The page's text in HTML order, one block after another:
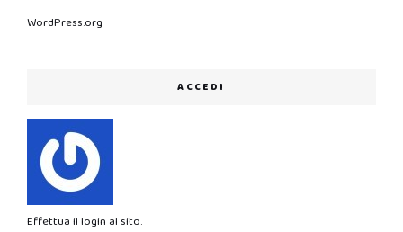
WordPress.org
ACCEDI
Effettua il login al sito.